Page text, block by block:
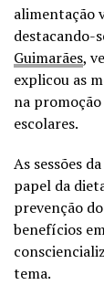
alimentação
destacando-
Guimarães,
explicou as
na
escolares.
As sessões
papel da
prevenção
benefícios
tema.